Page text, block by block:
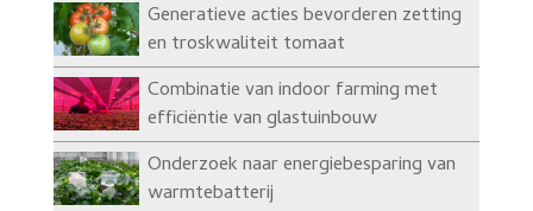
Generatieve acties bevorderen zetting
en troskwaliteit tomaat
Combinatie van indoor farming met
efficiëntie van glastuinbouw
Onderzoek naar energiebesparing van
warmtebatterij